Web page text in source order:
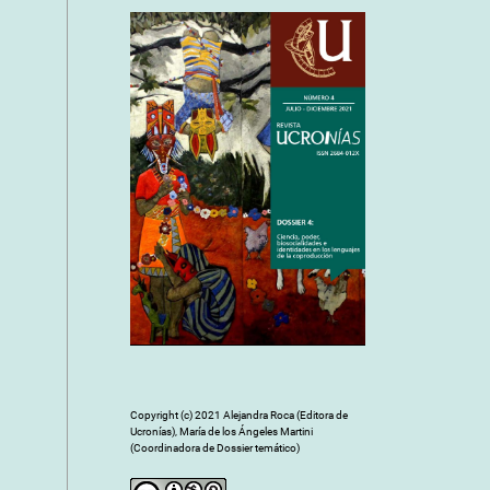
Cover image
Copyright (c) 2021 Alejandra Roca (Editora de
Ucronías), María de los Ángeles Martini
(Coordinadora de Dossier temático)